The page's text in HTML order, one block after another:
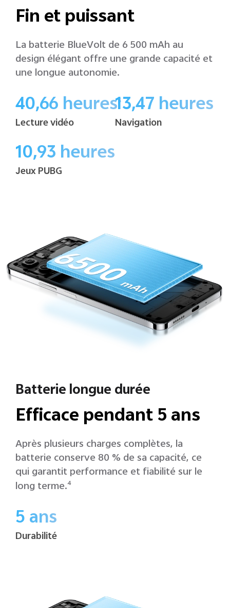
Fin et puissant
La batterie BlueVolt de 6 500 mAh au
design élégant offre une grande capacité et
une longue autonomie.
40,66 heures3
Lecture vidéo
13,47 heures
Navigation
10,93 heures
Jeux PUBG
Batterie longue durée
Efficace pendant 5 ans
Après plusieurs charges complètes, la
batterie conserve 80 % de sa capacité, ce
qui garantit performance et fiabilité sur le
long terme.4
5 ans
Durabilité